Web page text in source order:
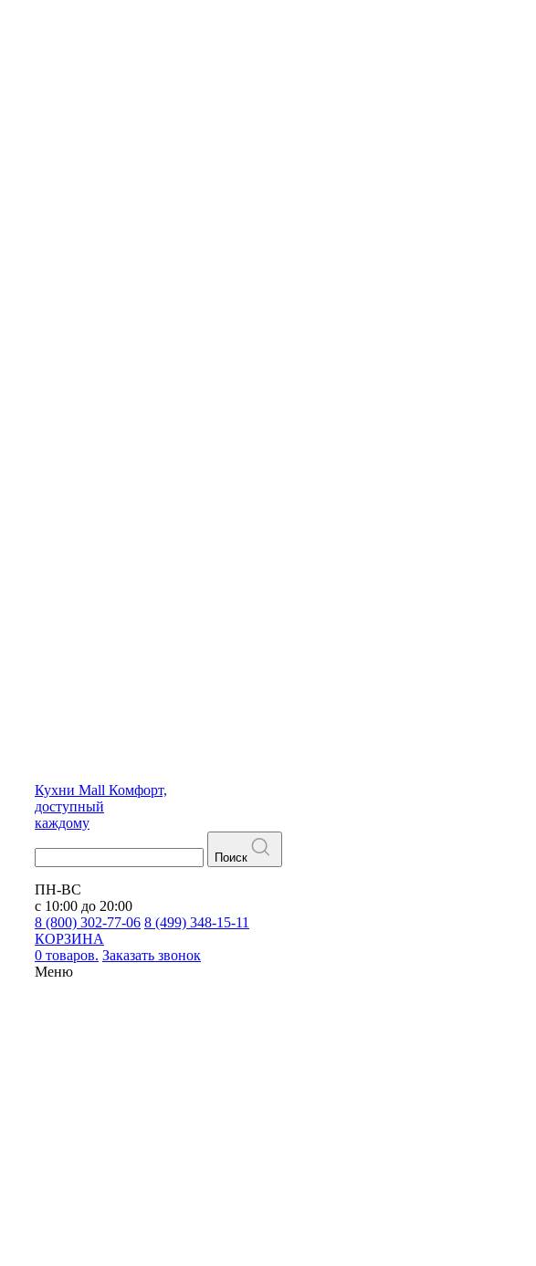
Кухни Mall Комфорт,
доступный
каждому
Поиск
ПН-ВС
с 10:00 до 20:00
8 (800) 302-77-06 8 (499) 348-15-11
КОРЗИНА
0 товаров. Заказать звонок
Меню